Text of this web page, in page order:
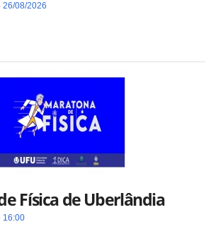
08/2026
Física de Uberlândia
16:00